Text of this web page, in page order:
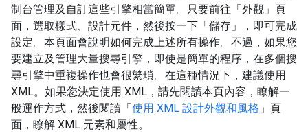
制台管理及自訂這些引擎相當簡單。只要前往「外觀」 頁
面，選取樣式、設計元件，然後按一下「儲存」
，即可完成
設定。本頁面會說明如何完成上述所有操作。不過，如果您
要建立及管理大量搜尋引擎，即使是簡單的程序，在多個搜
尋引擎中重複操作也會很繁瑣。在這種情況下，建議使用
XML。如果您決定使用 XML，請先閱讀本頁內容，瞭解一
般運作方式，然後閱讀「使用 XML 設計外觀和風格 」頁
面，瞭解 XML 元素和屬性。